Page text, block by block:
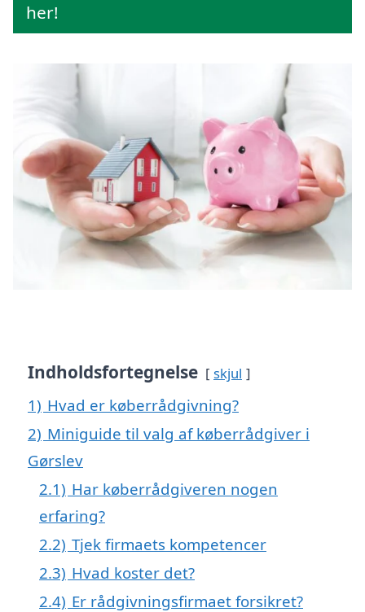
her!
Indholdsfortegnelse skjul
1) Hvad er køberrådgivning?
2) Miniguide til valg af køberrådgiver i
Gørslev
2.1) Har køberrådgiveren nogen
erfaring?
2.2) Tjek firmaets kompetencer
2.3) Hvad koster det?
2.4) Er rådgivningsfirmaet forsikret?